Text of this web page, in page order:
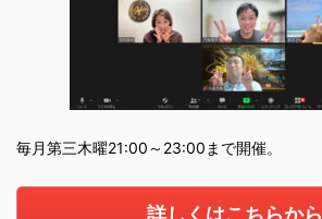
毎月第三木曜21:00～23:00まで開催。
詳しくはこちらから